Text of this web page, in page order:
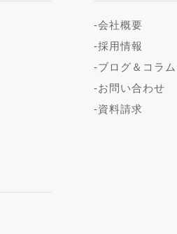
-会社概要
-採用情報
-ブログ＆コラム
-お問い合わせ
-資料請求